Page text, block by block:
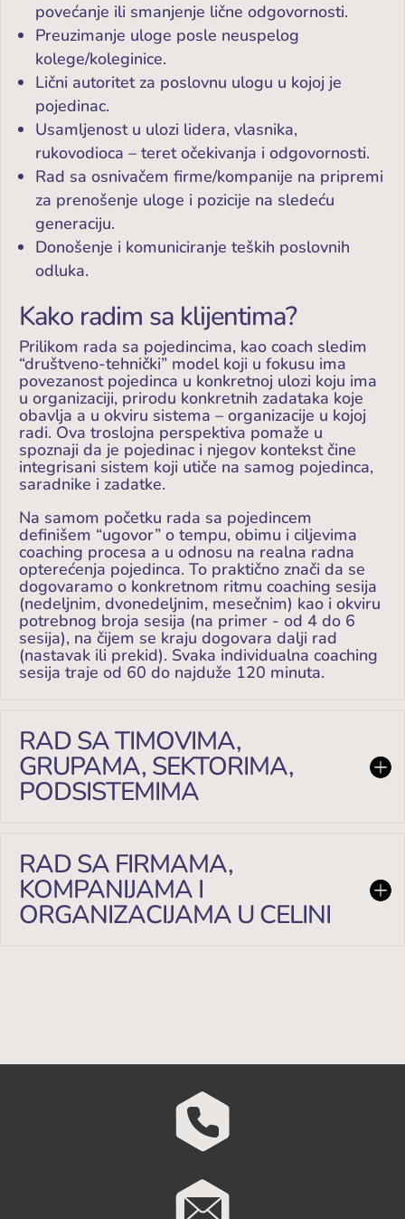
povećanje ili smanjenje lične odgovornosti.
Preuzimanje uloge posle neuspelog
kolege/koleginice.
Lični autoritet za poslovnu ulogu u kojoj je
pojedinac.
Usamljenost u ulozi lidera, vlasnika,
rukovodioca – teret očekivanja i odgovornosti.
Rad sa osnivačem firme/kompanije na pripremi
za prenošenje uloge i pozicije na sledeću
generaciju.
Donošenje i komuniciranje teških poslovnih
odluka.
Kako radim sa klijentima?
Prilikom rada sa pojedincima, kao coach sledim
“društveno-tehnički” model koji u fokusu ima
povezanost pojedinca u konkretnoj ulozi koju ima
u organizaciji, prirodu konkretnih zadataka koje
obavlja a u okviru sistema – organizacije u kojoj
radi. Ova troslojna perspektiva pomaže u
spoznaji da je pojedinac i njegov kontekst čine
integrisani sistem koji utiče na samog pojedinca,
saradnike i zadatke.
Na samom početku rada sa pojedincem
definišem “ugovor” o tempu, obimu i ciljevima
coaching procesa a u odnosu na realna radna
opterećenja pojedinca. To praktično znači da se
dogovaramo o konkretnom ritmu coaching sesija
(nedeljnim, dvonedeljnim, mesečnim) kao i okviru
potrebnog broja sesija (na primer - od 4 do 6
sesija), na čijem se kraju dogovara dalji rad
(nastavak ili prekid). Svaka individualna coaching
sesija traje od 60 do najduže 120 minuta.
RAD SA TIMOVIMA,
GRUPAMA, SEKTORIMA,
PODSISTEMIMA
RAD SA FIRMAMA,
KOMPANIJAMA I
ORGANIZACIJAMA U CELINI